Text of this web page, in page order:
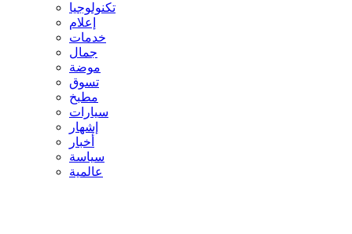
تكنولوجيا
إعلام
خدمات
جمال
موضة
تسوق
مطبخ
سيارات
إشهار
أخبار
سياسة
عالمية